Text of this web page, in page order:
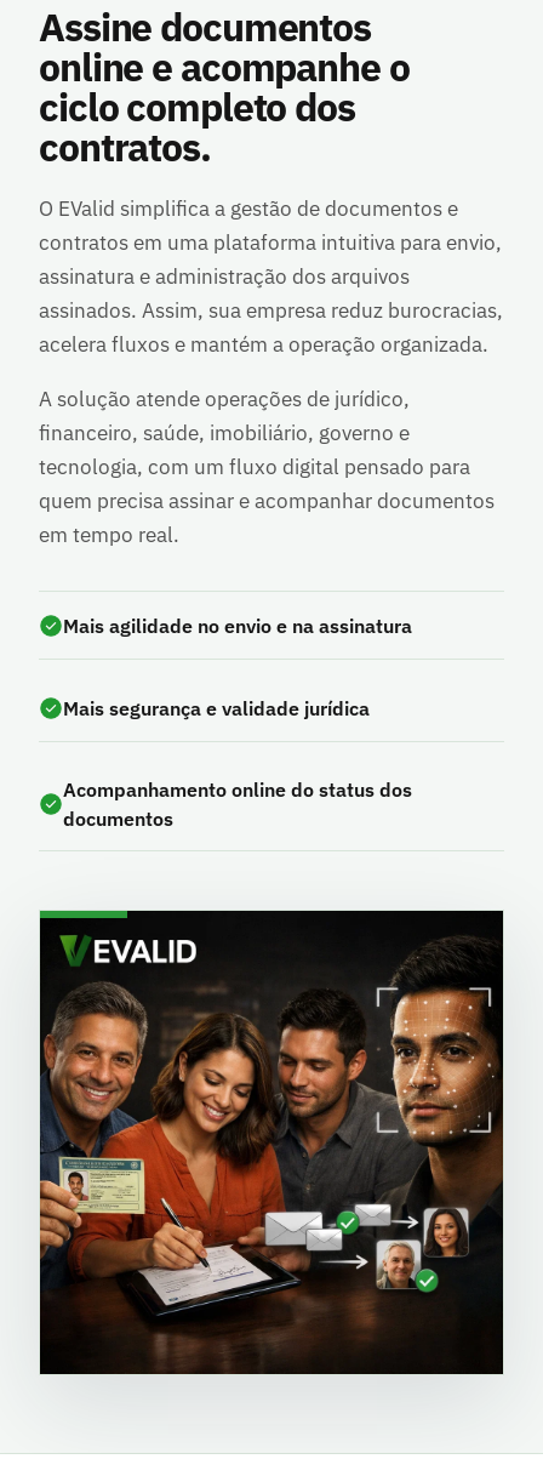
Assine documentos
online e acompanhe o
ciclo completo dos
contratos.
O EValid simplifica a gestão de documentos e
contratos em uma plataforma intuitiva para envio,
assinatura e administração dos arquivos
assinados. Assim, sua empresa reduz burocracias,
acelera fluxos e mantém a operação organizada.
A solução atende operações de jurídico,
financeiro, saúde, imobiliário, governo e
tecnologia, com um fluxo digital pensado para
quem precisa assinar e acompanhar documentos
em tempo real.
Mais agilidade no envio e na assinatura
Mais segurança e validade jurídica
Acompanhamento online do status dos
documentos